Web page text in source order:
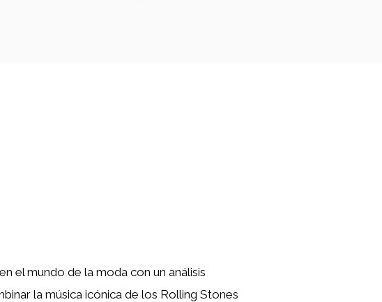
el mundo de la moda con un análisis
la música icónica de los Rolling Stones